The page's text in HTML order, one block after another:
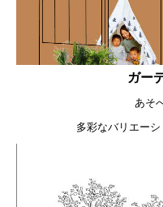
ガー
あそ
多彩なバリエー